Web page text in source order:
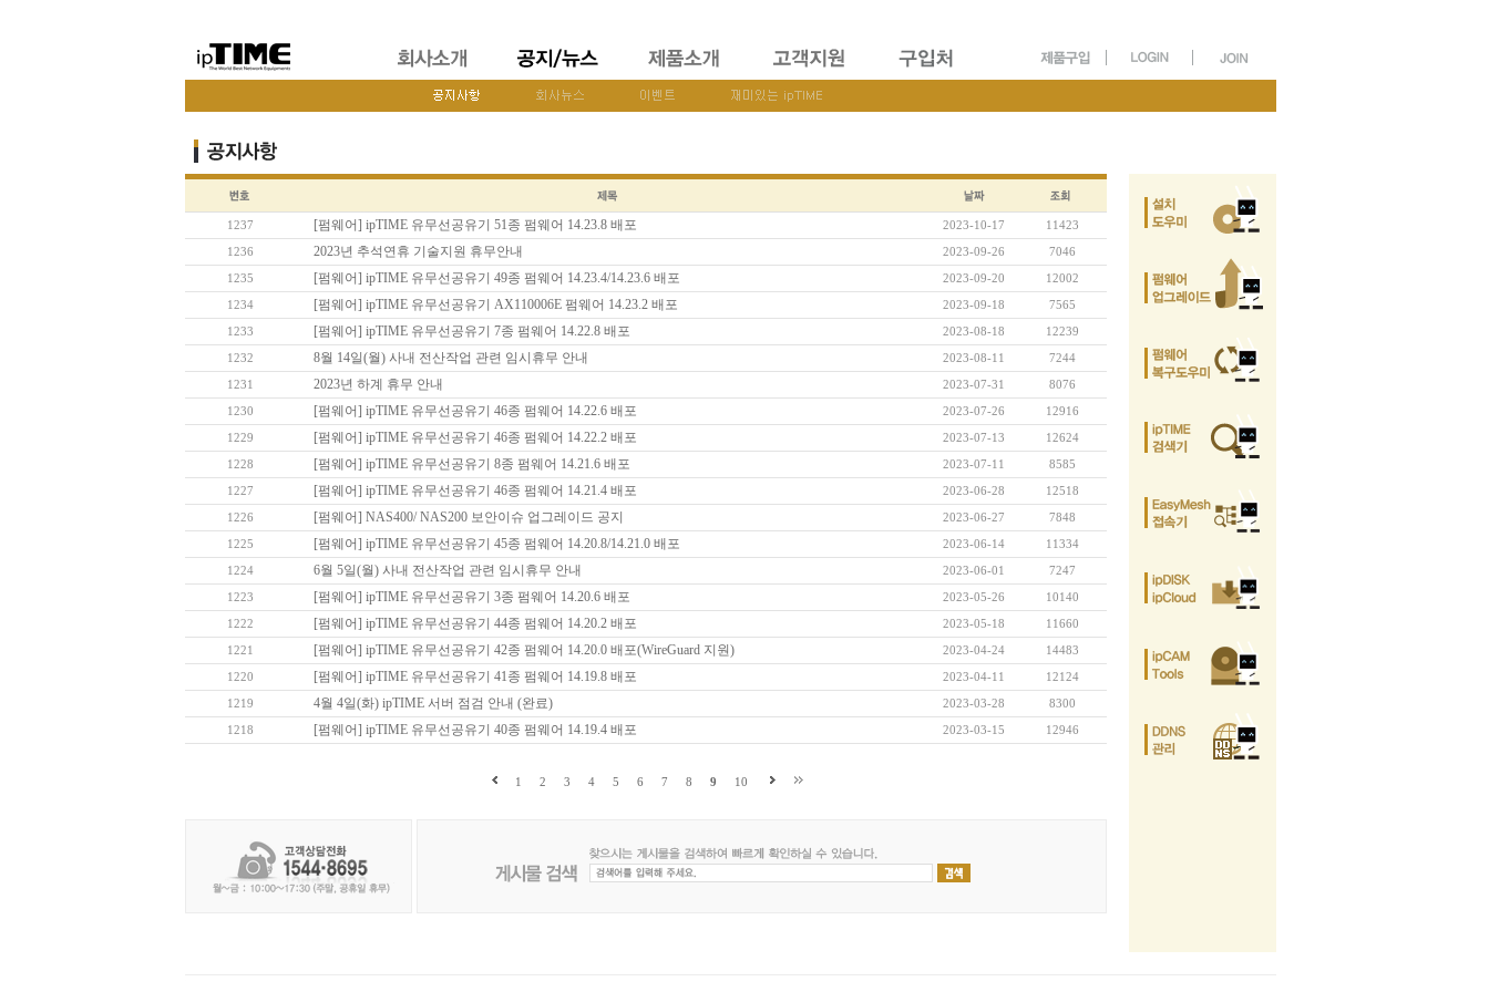
1237 [펌웨어] ipTIME 유무선공유기 51종 펌웨어 14.23.8 배포 2023-10-17 11423
1236 2023년 추석연휴 기술지원 휴무안내 2023-09-26 7046
1235 [펌웨어] ipTIME 유무선공유기 49종 펌웨어 14.23.4/14.23.6 배포 2023-09-20 12002
1234 [펌웨어] ipTIME 유무선공유기 AX110006E 펌웨어 14.23.2 배포 2023-09-18 7565
1233 [펌웨어] ipTIME 유무선공유기 7종 펌웨어 14.22.8 배포 2023-08-18 12239
1232 8월 14일(월) 사내 전산작업 관련 임시휴무 안내 2023-08-11 7244
1231 2023년 하계 휴무 안내 2023-07-31 8076
1230 [펌웨어] ipTIME 유무선공유기 46종 펌웨어 14.22.6 배포 2023-07-26 12916
1229 [펌웨어] ipTIME 유무선공유기 46종 펌웨어 14.22.2 배포 2023-07-13 12624
1228 [펌웨어] ipTIME 유무선공유기 8종 펌웨어 14.21.6 배포 2023-07-11 8585
1227 [펌웨어] ipTIME 유무선공유기 46종 펌웨어 14.21.4 배포 2023-06-28 12518
1226 [펌웨어] NAS400/ NAS200 보안이슈 업그레이드 공지 2023-06-27 7848
1225 [펌웨어] ipTIME 유무선공유기 45종 펌웨어 14.20.8/14.21.0 배포 2023-06-14 11334
1224 6월 5일(월) 사내 전산작업 관련 임시휴무 안내 2023-06-01 7247
1223 [펌웨어] ipTIME 유무선공유기 3종 펌웨어 14.20.6 배포 2023-05-26 10140
1222 [펌웨어] ipTIME 유무선공유기 44종 펌웨어 14.20.2 배포 2023-05-18 11660
1221 [펌웨어] ipTIME 유무선공유기 42종 펌웨어 14.20.0 배포(WireGuard 지원) 2023-04-24 14483
1220 [펌웨어] ipTIME 유무선공유기 41종 펌웨어 14.19.8 배포 2023-04-11 12124
1219 4월 4일(화) ipTIME 서버 점검 안내 (완료) 2023-03-28 8300
1218 [펌웨어] ipTIME 유무선공유기 40종 펌웨어 14.19.4 배포 2023-03-15 12946
1 2 3 4 5 6 7 8 9 10